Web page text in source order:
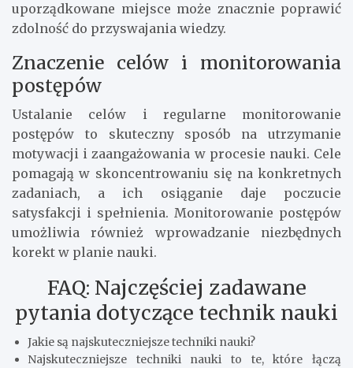
uporządkowane miejsce może znacznie poprawić
zdolność do przyswajania wiedzy.
Znaczenie celów i monitorowania
postępów
Ustalanie celów i regularne monitorowanie
postępów to skuteczny sposób na utrzymanie
motywacji i zaangażowania w procesie nauki. Cele
pomagają w skoncentrowaniu się na konkretnych
zadaniach, a ich osiąganie daje poczucie
satysfakcji i spełnienia. Monitorowanie postępów
umożliwia również wprowadzanie niezbędnych
korekt w planie nauki.
FAQ: Najczęściej zadawane
pytania dotyczące technik nauki
Jakie są najskuteczniejsze techniki nauki?
Najskuteczniejsze techniki nauki to te, które łączą